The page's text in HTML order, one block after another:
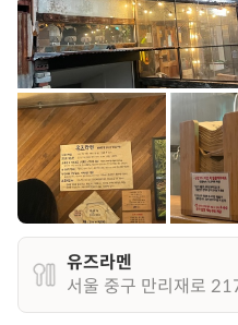
유즈라멘
서울 중구 만리재로